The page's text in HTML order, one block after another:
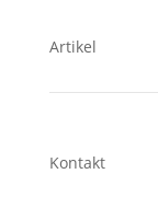
Artikel
Kontakt